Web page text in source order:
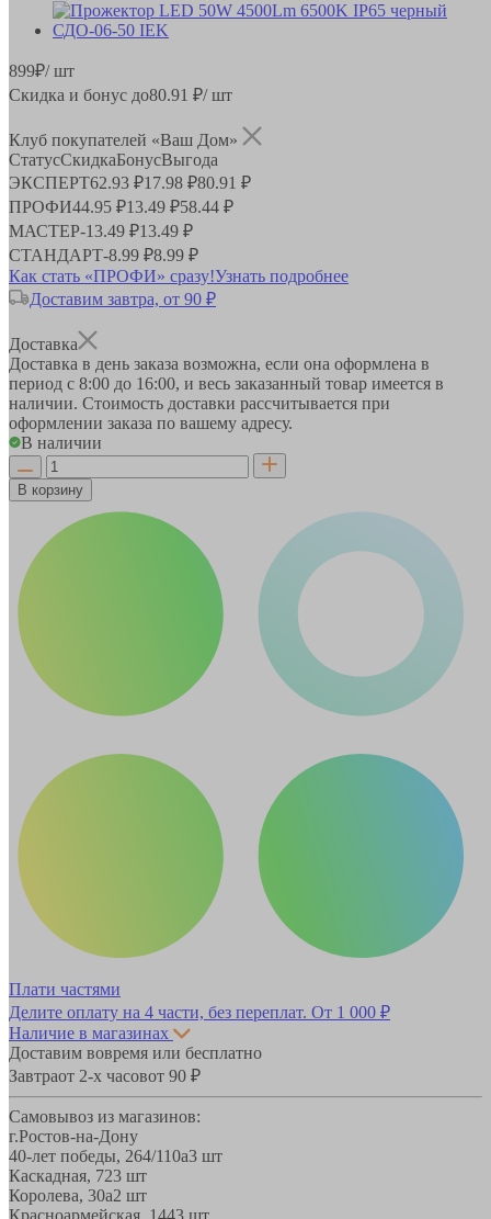
899₽/ шт
Скидка и бонус до80.91 ₽/ шт
Клуб покупателей «Ваш Дом»
СтатусСкидкаБонусВыгода
ЭКСПЕРТ62.93 ₽17.98 ₽80.91 ₽
ПРОФИ44.95 ₽13.49 ₽58.44 ₽
МАСТЕР-13.49 ₽13.49 ₽
СТАНДАРТ-8.99 ₽8.99 ₽
Как стать «ПРОФИ» сразу!Узнать подробнее
Доставим завтра, от 90 ₽
Доставка
Доставка в день заказа возможна, если она оформлена в
период с 8:00 до 16:00, и весь заказанный товар имеется в
наличии. Стоимость доставки рассчитывается при
оформлении заказа по вашему адресу.
В наличии
В корзину
Плати частями
Делите оплату на 4 части, без переплат. От 1 000 ₽
Наличие в магазинах
Доставим вовремя или бесплатно
Завтраот 2-х часовот 90 ₽
Самовывоз из магазинов:
г.Ростов-на-Дону
40-лет победы, 264/110а3 шт
Каскадная, 723 шт
Королева, 30а2 шт
Красноармейская, 1443 шт